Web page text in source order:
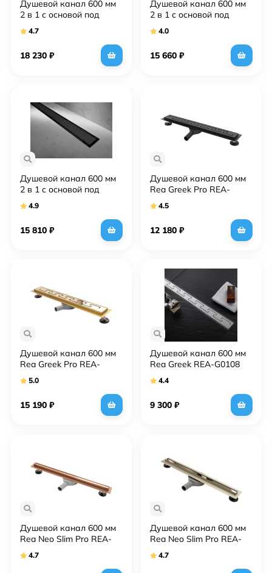
Душевой канал 600 мм
2 в 1 с основой под
Pro REA-G5610
4.7
18 230 ₽
Душевой канал 600 мм
2 в 1 с основой под
Pro REA-G8020
4.0
15 660 ₽
Душевой канал 600 мм
2 в 1 с основой под
Pro REA-G8905
4.9
15 810 ₽
Душевой канал 600 мм
Rea Greek Pro REA-
4.5
12 180 ₽
Душевой канал 600 мм
Rea Greek Pro REA-
5.0
15 190 ₽
Душевой канал 600 мм
Rea Greek REA-G0108
4.4
9 300 ₽
Душевой канал 600 мм
Rea Neo Slim Pro REA-
4.7
Душевой канал 600 мм
Rea Neo Slim Pro REA-
4.7